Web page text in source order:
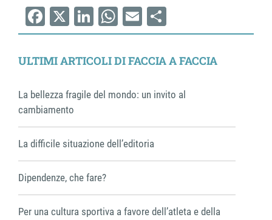
Facebook
X LinkedIn
WhatsApp
EmailShare
ULTIMI ARTICOLI DI FACCIA A FACCIA
La bellezza fragile del mondo: un invito al
cambiamento
La difficile situazione dell’editoria
Dipendenze, che fare?
Per una cultura sportiva a favore dell’atleta e della